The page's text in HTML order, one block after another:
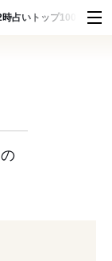
時占い トップ100 スナッ
の